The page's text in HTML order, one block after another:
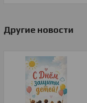
Другие новости